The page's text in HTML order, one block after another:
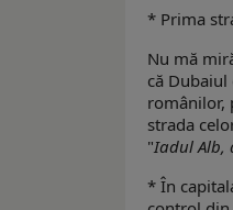
* Prima
Nu mă
că
românilor,
strada
"Iadul Alb,
* În